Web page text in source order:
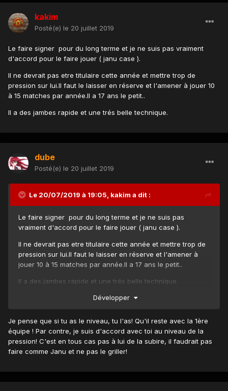
kakim
Posté(e) le 20 juillet 2019
Le faire signer pour du long terme et je ne suis pas vraiment
d'accord pour le faire jouer ( janu case ).
Il ne devrait pas etre titulaire cette année et mettre trop de
pression sur lui.Il faut le laisser en réserve et l'amener à jouer 10
à 15 matches par année.Il a 17 ans le petit..
Il a des jambes rapide et une trés belle technique.
dube
Posté(e) le 20 juillet 2019
Le 20/07/2019 à 19:05, kakim a dit :
Le faire signer pour du long terme et je ne suis pas
vraiment d'accord pour le faire jouer ( janu case ).
Il ne devrait pas etre titulaire cette année et mettre trop de
pression sur lui.Il faut le laisser en réserve et l'amener à
jouer 10 à 15 matches par année.Il a 17 ans le petit..
Il a des jambes rapide et une trés belle technique.
Développer
Je pense que si tu as le niveau, tu l'as! Qu'il reste avec la 1ère
équipe ! Par contre, je suis d'accord avec toi au niveau de la
pression! C'est en tous cas pas à lui de la subire, il faudrait pas
faire comme Janu et ne pas le griller!